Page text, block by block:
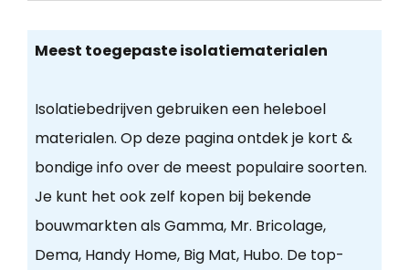
Meest toegepaste isolatiematerialen
Isolatiebedrijven gebruiken een heleboel
materialen. Op deze pagina ontdek je kort &
bondige info over de meest populaire soorten.
Je kunt het ook zelf kopen bij bekende
bouwmarkten als Gamma, Mr. Bricolage,
Dema, Handy Home, Big Mat, Hubo. De top-